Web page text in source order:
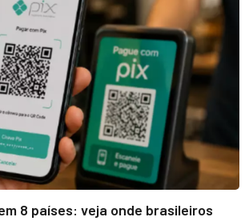
8 países: veja onde brasileiros